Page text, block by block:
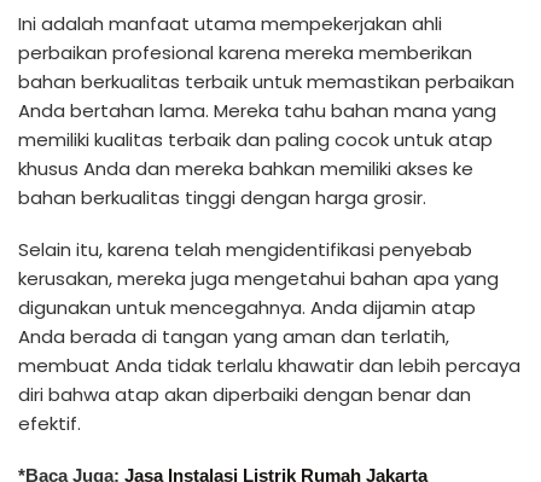
Ini adalah manfaat utama mempekerjakan ahli
perbaikan profesional karena mereka memberikan
bahan berkualitas terbaik untuk memastikan perbaikan
Anda bertahan lama. Mereka tahu bahan mana yang
memiliki kualitas terbaik dan paling cocok untuk atap
khusus Anda dan mereka bahkan memiliki akses ke
bahan berkualitas tinggi dengan harga grosir.
Selain itu, karena telah mengidentifikasi penyebab
kerusakan, mereka juga mengetahui bahan apa yang
digunakan untuk mencegahnya. Anda dijamin atap
Anda berada di tangan yang aman dan terlatih,
membuat Anda tidak terlalu khawatir dan lebih percaya
diri bahwa atap akan diperbaiki dengan benar dan
efektif.
*Baca Juga: Jasa Instalasi Listrik Rumah Jakarta